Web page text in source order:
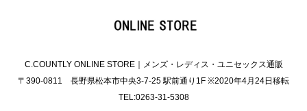
C.COUNTLY ONLINE STORE｜メンズ・レディス・ユニセックス通販
〒390-0811 長野県松本市中央3-7-25 駅前通り1F ※2020年4月24日移転
TEL:0263-31-5308